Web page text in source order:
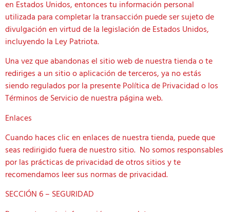
en Estados Unidos, entonces tu información personal
utilizada para completar la transacción puede ser sujeto de
divulgación en virtud de la legislación de Estados Unidos,
incluyendo la Ley Patriota.
Una vez que abandonas el sitio web de nuestra tienda o te
rediriges a un sitio o aplicación de terceros, ya no estás
siendo regulados por la presente Política de Privacidad o los
Términos de Servicio de nuestra página web.
Enlaces
Cuando haces clic en enlaces de nuestra tienda, puede que
seas redirigido fuera de nuestro sitio. No somos responsables
por las prácticas de privacidad de otros sitios y te
recomendamos leer sus normas de privacidad.
SECCIÓN 6 – SEGURIDAD